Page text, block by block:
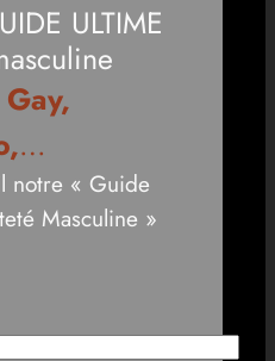
ULTIME
…
notre « Guide
Masculine »